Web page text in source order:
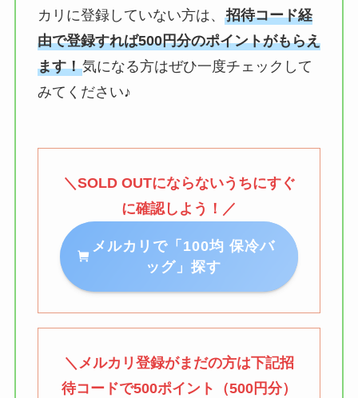
カリに登録していない方は、 招待コード経
由で登録すれば500円分のポイントがもらえ
ます！気になる方はぜひ一度チェックして
みてください♪
＼SOLD OUTにならないうちにすぐ
に確認しよう！／
メルカリで「100均 保冷バ
ッグ」探す
＼メルカリ登録がまだの方は下記招
待コードで500ポイント（500円分）